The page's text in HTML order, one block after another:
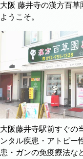
大阪 藤井寺の漢方百草
ようこそ。
大阪藤井寺駅前すぐの
ンタル疾患・アトピー
患・ガンの免疫療法な